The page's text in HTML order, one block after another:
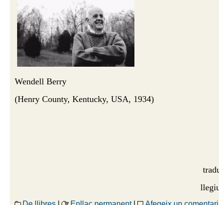
Wendell Berry
(Henry County, Kentucky, USA, 1934)